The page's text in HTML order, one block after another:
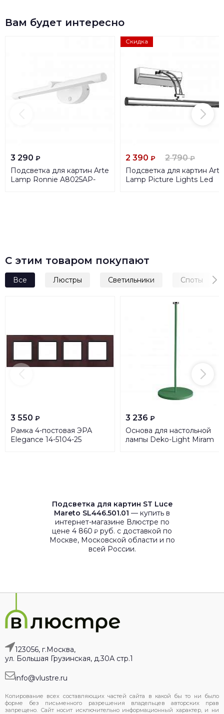
Вам будет интересно
3 290 ₽
Подсветка для картин Arte
Lamp Ronnie A8025AP-
Скидка
2 390 ₽ 2 790₽
Подсветка для картин Arte
Lamp Picture Lights Led
С этим товаром покупают
Все Люстры Светильники Споты
3 550 ₽
Рамка 4-постовая ЭРА
Elegance 14-5104-25
3 236 ₽
Основа для настольной
лампы Deko-Light Miram
Подсветка для картин ST Luce
Mareto SL446.501.01 — купить в
интернет-магазине Влюстре по
цене 4 860 ₽ руб. с доставкой по
Москве, Московской области и по
всей России.
123056, г.Москва,
ул. Большая Грузинская, д.30А стр.1
info@vlustre.ru
Копирование всех составляющих частей сайта в какой бы то ни было
форме без письменного разрешения владельцев авторских прав
запрещено. Сайт носит исключительно информационный характер, и ни